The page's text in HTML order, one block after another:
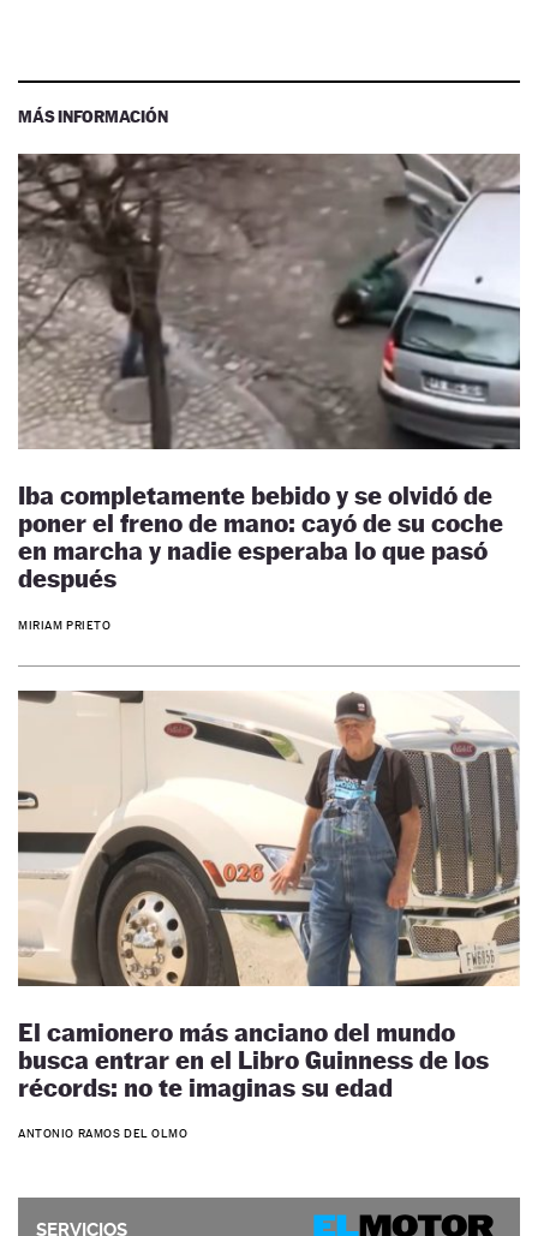
MÁS INFORMACIÓN
Iba completamente bebido y se olvidó de
poner el freno de mano: cayó de su coche
en marcha y nadie esperaba lo que pasó
después
MIRIAM PRIETO
El camionero más anciano del mundo
busca entrar en el Libro Guinness de los
récords: no te imaginas su edad
ANTONIO RAMOS DEL OLMO